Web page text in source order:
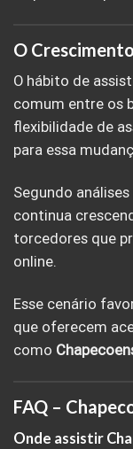
O
O hábito de
comum entre os
flexibilidade de
para essa
Segundo
continua
torcedores que
online.
Esse cenário
que oferecem
como
FAQ –
Onde assistir